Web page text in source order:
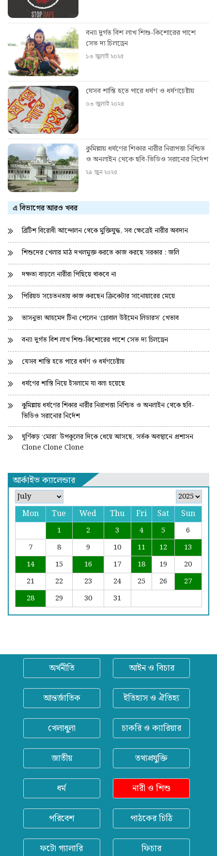
বন্যা দুর্গত বিশ লাখ শিশু-কিশোরের পাশে
সেভ দ্য চিলড্রেন
১৩ জুলাই ২০২৫
যেসব শাস্তি হতে পারে ধর্ষণ ও ধর্ষণচেষ্টায়
০৩ জুলাই ২০২৫
কুমিল্লায় ধর্ষণের শিকার নারীর নিরাপত্তা নিশ্চিত
ও অনলাইন থেকে ছবি-ভিডিও সরানোর নির্দেশ
২৯ জুন ২০২৫
এ বিভাগের আরও খবর
ব্রিটিশ বিরোধী আন্দোলন থেকে মুক্তিযুদ্ধ, সব ক্ষেত্রেই নারীর অবদান
শিশুদের খেলার মাঠ দখলমুক্ত করতে কাজ করছে সরকার : জলি
দক্ষতা বাড়লে নারীরা পিছিয়ে থাকবে না
পিরিয়ড সচেতনতায় কাজ করছেন ক্রিকেটার সানোয়ারের মেয়ে
তাসনুভা আহমেদ টিনা পেলেন ‘গ্লোবাল উইমেন লিডারস’ খেতাব
বন্যা দুর্গত বিশ লাখ শিশু-কিশোরের পাশে সেভ দ্য চিলড্রেন
যেসব শাস্তি হতে পারে ধর্ষণ ও ধর্ষণচেষ্টায়
ধর্ষণের শাস্তি নিয়ে ইসলামে যা বলা হয়েছে
কুমিল্লায় ধর্ষণের শিকার নারীর নিরাপত্তা নিশ্চিত ও অনলাইন থেকে ছবি-
ভিডিও সরানোর নির্দেশ
ঘূর্ণিঝড় ‘মোরা’ উপকূলের দিকে ধেয়ে আসছে, সর্তক অবস্থানে প্রশাসন
Clone Clone Clone
আর্কাইভ ক্যালেন্ডার
Mon Tue Wed Thu Fri Sat Sun
1 2 3 4 5
6
7
8 9 10 11 12
13
14
15 16 17 18 19
20
21
22 23 24 25 26
27
28
29 30 31
অর্থনীতি আইন ও বিচার
আন্তর্জাতিক ইতিহাস ও ঐতিহ্য
খেলাধুলা চাকরি ও ক্যারিয়ার
জাতীয় তথ্যপ্রযুক্তি
ধর্ম নারী ও শিশু
পরিবেশ পাঠকের চিঠি
ফটো গ্যালারি ফিচার